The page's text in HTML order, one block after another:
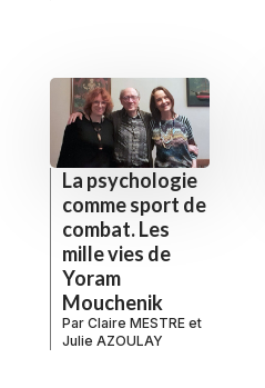
La psychologie
comme sport de
combat. Les
mille vies de
Yoram
Mouchenik
Par Claire MESTRE et
Julie AZOULAY